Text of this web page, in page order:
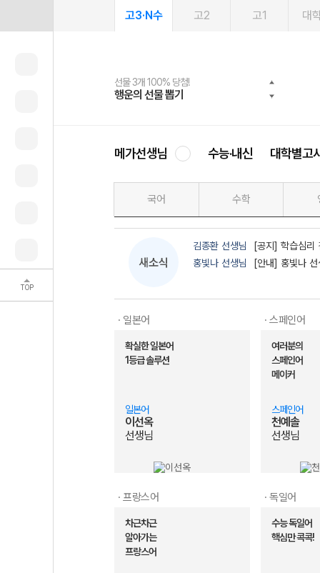
TOP
고3·N수 고2 고1 대
선물 3개 100% 당첨!
행운의 선물 뽑기
선물 100% 증정!
메가스터디 X 올리브
여름방학 스터디 캐시백
메가런 썸머스쿨
2027 러셀 단과
강사 공개선발
스마트러닝앱
설문 EVENT
메가패스
3일 무료 체험권
메가패스 수강생 무료혜택!
메가클럽 멤버십
사회공헌 캠페인
희망이룸 메가나눔
메가선생님 수능·내신 대학별고
국어 수학
새소식
김종환 선생님
[공지] 학습심리
홍빛나 선생님
[안내] 홍빛나
· 일본어
확실한 일본어
1등급 솔루션
일본어
이선옥
선생님
· 스페인어
여러분의
스페인어
메이커
스페인어
천예솔
선생님
· 프랑스어
차근차근
알아가는
프랑스어
· 독일어
수능 독일어
핵심만 콕콕!